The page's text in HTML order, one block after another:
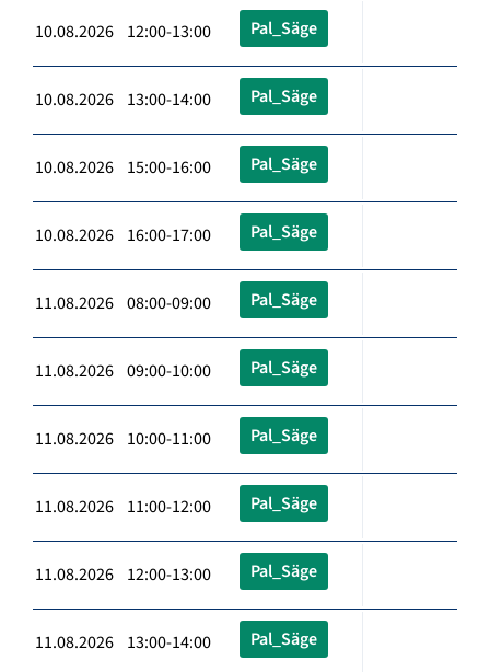
10.08.2026 12:00-13:00 Pal_Säge
10.08.2026 13:00-14:00 Pal_Säge
10.08.2026 15:00-16:00 Pal_Säge
10.08.2026 16:00-17:00 Pal_Säge
11.08.2026 08:00-09:00 Pal_Säge
11.08.2026 09:00-10:00 Pal_Säge
11.08.2026 10:00-11:00 Pal_Säge
11.08.2026 11:00-12:00 Pal_Säge
11.08.2026 12:00-13:00 Pal_Säge
11.08.2026 13:00-14:00 Pal_Säge